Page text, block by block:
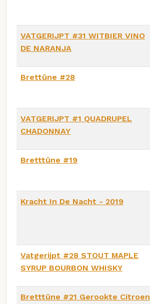
VATGERIJPT #31 WITBIER VINO
DE NARANJA
Brettûne #28
VATGERIJPT #1 QUADRUPEL
CHADONNAY
Bretttûne #19
Kracht In De Nacht - 2019
Vatgerijpt #28 STOUT MAPLE
SYRUP BOURBON WHISKY
Bretttûne #21 Gerookte Citroen